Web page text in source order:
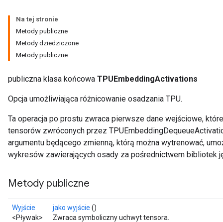
Na tej stronie
Metody publiczne
Metody dziedziczone
Metody publiczne
publiczna klasa końcowa TPUEmbeddingActivations
Opcja umożliwiająca różnicowanie osadzania TPU.
Ta operacja po prostu zwraca pierwsze dane wejściowe,
tensorów zwróconych przez
argumentu będącego zmienną, którą można wytrenować,
wykresów zawierających osady za pośrednictwem bibliotek
Metody publiczne
Wyjście
<Pływak>
jako wyjście ()
Zwraca symboliczny uchwyt tensora.